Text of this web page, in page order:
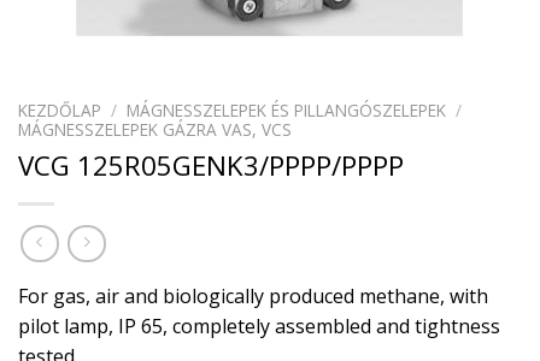
KEZDŐLAP / MÁGNESSZELEPEK ÉS PILLANGÓSZELEPEK /
MÁGNESSZELEPEK GÁZRA VAS, VCS
VCG 125R05GENK3/PPPP/PPPP
For gas, air and biologically produced methane, with
pilot lamp, IP 65, completely assembled and tightness